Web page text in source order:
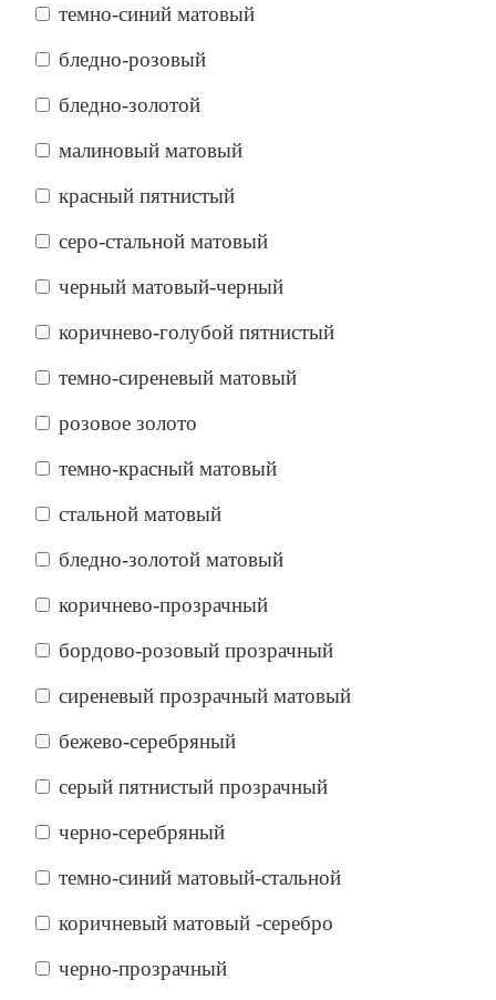
темно-синий матовый
бледно-розовый
бледно-золотой
малиновый матовый
красный пятнистый
серо-стальной матовый
черный матовый-черный
коричнево-голубой пятнистый
темно-сиреневый матовый
розовое золото
темно-красный матовый
стальной матовый
бледно-золотой матовый
коричнево-прозрачный
бордово-розовый прозрачный
сиреневый прозрачный матовый
бежево-серебряный
серый пятнистый прозрачный
черно-серебряный
темно-синий матовый-стальной
коричневый матовый -серебро
черно-прозрачный